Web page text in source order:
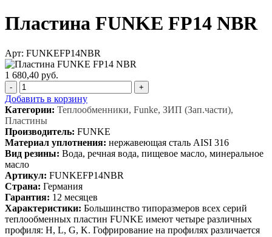
Пластина FUNKE FP14 NBR
Арт: FUNKEFP14NBR
1 680,40 руб.
- +
Добавить в корзину
Категории: Теплообменники, Funke, ЗИП (Зап.части),
Пластины
Производитель: FUNKE
Материал уплотнения: нержавеющая сталь AISI 316
Вид резины: Вода, речная вода, пищевое масло, минеральное
масло
Артикул: FUNKEFP14NBR
Страна: Германия
Гарантия: 12 месяцев
Характеристики: Большинство типоразмеров всех серий
теплообменных пластин FUNKE имеют четыре различных
профиля: H, L, G, K. Гофрирование на профилях различается